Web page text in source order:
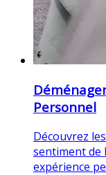
Personnel
Découvrez
sentiment de
expérience